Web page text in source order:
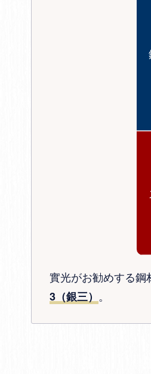
實光がお勧めする鋼
3（銀三） 。